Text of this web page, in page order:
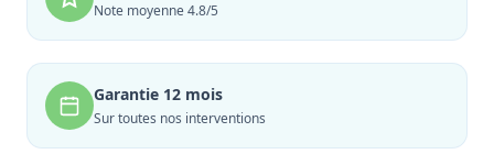
Note moyenne 4.8/5
Garantie 12 mois
Sur toutes nos interventions